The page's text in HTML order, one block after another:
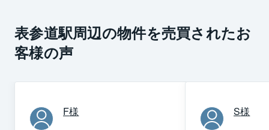
表参道駅周辺の物件を売買されたお
客様の声
F様 S様